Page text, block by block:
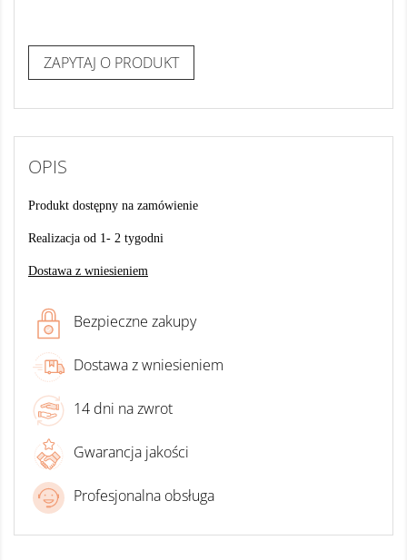
OPIS
Produkt dostępny na zamówienie
Realizacja od 1- 2 tygodni
Dostawa z wniesieniem
Bezpieczne zakupy
Dostawa z wniesieniem
14 dni na zwrot
Gwarancja jakości
Profesjonalna obsługa
ZAPYTAJ O PRODUKT